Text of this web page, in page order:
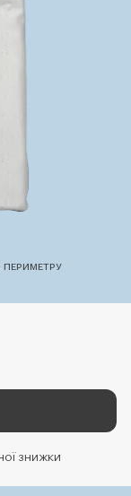
знижки